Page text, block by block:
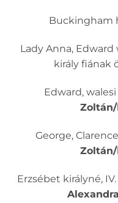
Buckingham
Lady Anna,
király fiának
Edward,
Zoltán/
George,
Zoltán/
Erzsébet királyné,